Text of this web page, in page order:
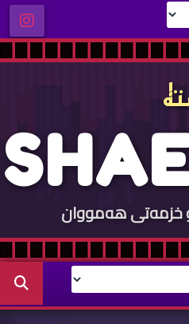
SHAE
خزمه‌تی هه‌مووان